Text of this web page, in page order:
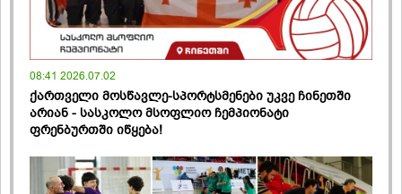
08:41 2026.07.02
ქართველი მოსწავლე-სპორტსმენები უკვე ჩინეთში
არიან - სასკოლო მსოფლიო ჩემპიონატი
ფრენბურთში იწყება!